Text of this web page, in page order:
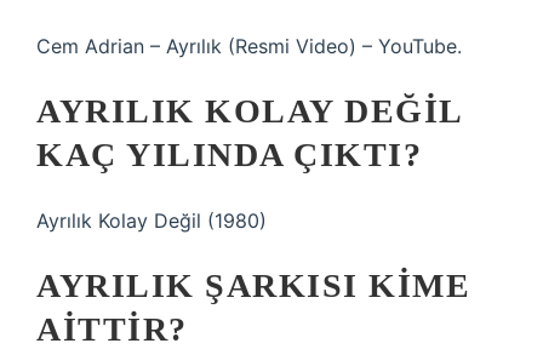
Cem Adrian – Ayrılık (Resmi Video) – YouTube.
AYRILIK KOLAY DEĞIL
KAÇ YILINDA ÇIKTI?
Ayrılık Kolay Değil (1980)
AYRILIK ŞARKISI KIME
AITTIR?